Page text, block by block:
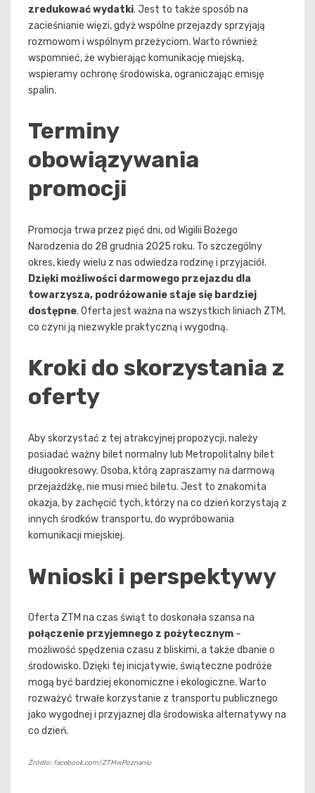
zredukować wydatki. Jest to także sposób na
zacieśnianie więzi, gdyż wspólne przejazdy sprzyjają
rozmowom i wspólnym przeżyciom. Warto również
wspomnieć, że wybierając komunikację miejską,
wspieramy ochronę środowiska, ograniczając emisję
spalin.
Terminy
obowiązywania
promocji
Promocja trwa przez pięć dni, od Wigilii Bożego
Narodzenia do 28 grudnia 2025 roku. To szczególny
okres, kiedy wielu z nas odwiedza rodzinę i przyjaciół.
Dzięki możliwości darmowego przejazdu dla
towarzysza, podróżowanie staje się bardziej
dostępne. Oferta jest ważna na wszystkich liniach ZTM,
co czyni ją niezwykle praktyczną i wygodną.
Kroki do skorzystania z
oferty
Aby skorzystać z tej atrakcyjnej propozycji, należy
posiadać ważny bilet normalny lub Metropolitalny bilet
długookresowy. Osoba, którą zapraszamy na darmową
przejażdżkę, nie musi mieć biletu. Jest to znakomita
okazja, by zachęcić tych, którzy na co dzień korzystają z
innych środków transportu, do wypróbowania
komunikacji miejskiej.
Wnioski i perspektywy
Oferta ZTM na czas świąt to doskonała szansa na
połączenie przyjemnego z pożytecznym –
możliwość spędzenia czasu z bliskimi, a także dbanie o
środowisko. Dzięki tej inicjatywie, świąteczne podróże
mogą być bardziej ekonomiczne i ekologiczne. Warto
rozważyć trwałe korzystanie z transportu publicznego
jako wygodnej i przyjaznej dla środowiska alternatywy na
co dzień.
Źródło: facebook.com/ZTMwPoznaniu